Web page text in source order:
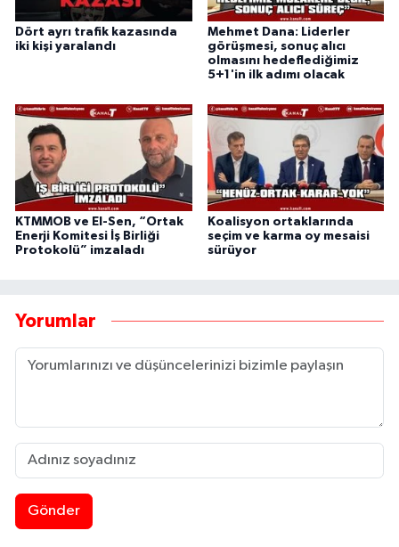
Dört ayrı trafik kazasında
iki kişi yaralandı
Mehmet Dana: Liderler
görüşmesi, sonuç alıcı
olmasını hedeflediğimiz
5+1'in ilk adımı olacak
KTMMOB ve El-Sen, “Ortak
Enerji Komitesi İş Birliği
Protokolü” imzaladı
Koalisyon ortaklarında
seçim ve karma oy mesaisi
sürüyor
Yorumlar
Gönder